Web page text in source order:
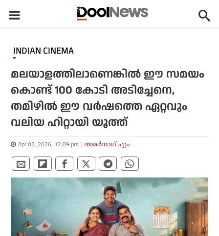
INDIAN CINEMA
മലയാളത്തിലാണെങ്കില്‍ ഈ സമയം
കൊണ്ട് 100 കോടി അടിച്ചേനെ,
തമിഴില്‍ ഈ വര്‍ഷത്തെ ഏറ്റവും
വലിയ ഹിറ്റായി യൂത്ത്
Apr 07, 2026, 12:09 pm അമര്‍നാഥ് എം.